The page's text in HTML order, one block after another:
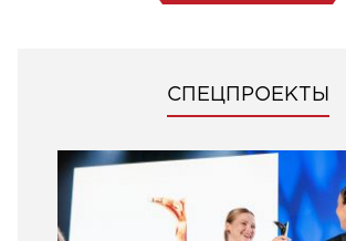
СПЕЦПРОЕКТЫ